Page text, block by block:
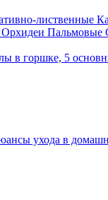
лиственные
Орхидеи Пальмовые
в горшке, 5
ухода в